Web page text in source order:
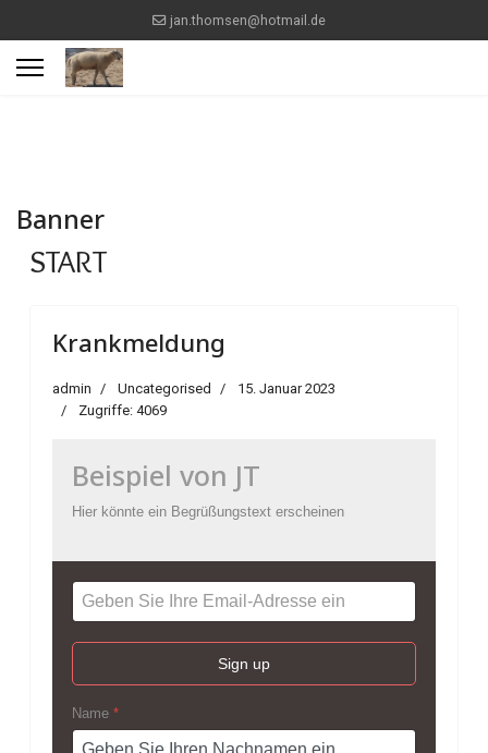
jan.thomsen@hotmail.de
Banner
START
Krankmeldung
admin Uncategorised
15. Januar 2023
Zugriffe: 4069
Beispiel von JT
Hier könnte ein Begrüßungstext erscheinen
Sign up
Name *